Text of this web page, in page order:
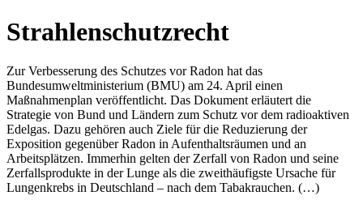
Strahlenschutzrecht
Zur Verbesserung des Schutzes vor Radon hat das
Bundesumweltministerium (BMU) am 24. April einen
Maßnahmenplan veröffentlicht. Das Dokument erläutert die
Strategie von Bund und Ländern zum Schutz vor dem radioaktiven
Edelgas. Dazu gehören auch Ziele für die Reduzierung der
Exposition gegenüber Radon in Aufenthaltsräumen und an
Arbeitsplätzen. Immerhin gelten der Zerfall von Radon und seine
Zerfallsprodukte in der Lunge als die zweithäufigste Ursache für
Lungenkrebs in Deutschland – nach dem Tabakrauchen. (…)